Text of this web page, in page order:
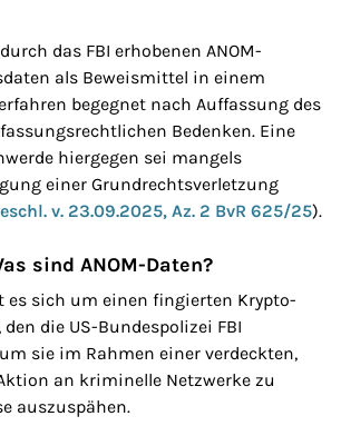
das FBI erhobenen ANOM-
als Beweismittel in einem
begegnet nach Auffassung des
Bedenken. Eine
hiergegen sei mangels
einer Grundrechtsverletzung
v. 23.09.2025, Az. 2 BvR 625/25).
sind ANOM-Daten?
es sich um einen fingierten Krypto-
die US-Bundespolizei FBI
sie im Rahmen einer verdeckten,
an kriminelle Netzwerke zu
auszuspähen.